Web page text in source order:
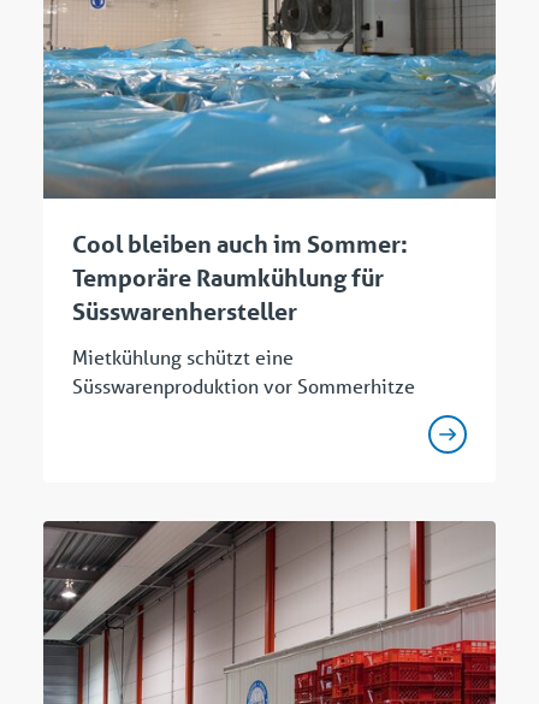
Cool bleiben auch im Sommer:
Temporäre Raumkühlung für
Süsswarenhersteller
Mietkühlung schützt eine
Süsswarenproduktion vor Sommerhitze